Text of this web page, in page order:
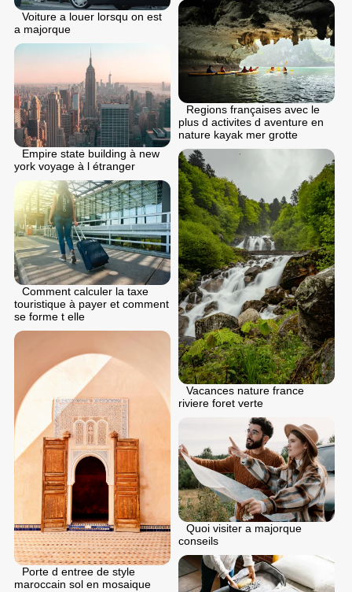
Voiture a louer lorsqu on est
a majorque
Regions françaises avec le
plus d activites d aventure en
nature kayak mer grotte
Empire state building à new
york voyage à l étranger
Vacances nature france
riviere foret verte
Comment calculer la taxe
touristique à payer et comment
se forme t elle
Porte d entree de style
maroccain sol en mosaique
Quoi visiter a majorque
conseils